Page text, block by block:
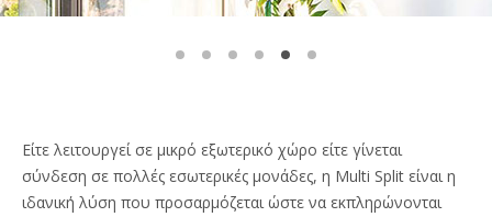
Είτε λειτουργεί σε μικρό εξωτερικό χώρο είτε γίνεται
σύνδεση σε πολλές εσωτερικές μονάδες, η Multi Split είναι η
ιδανική λύση που προσαρμόζεται ώστε να εκπληρώνονται